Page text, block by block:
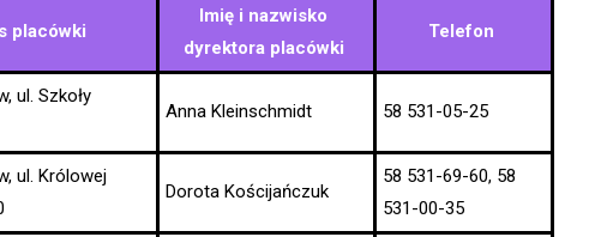
placówki
Imię i nazwisko
dyrektora placówki
Telefon
ul. Szkoły
Anna Kleinschmidt 58 531-05-25
ul. Królowej
Dorota Kościjańczuk
58 531-69-60, 58
531-00-35